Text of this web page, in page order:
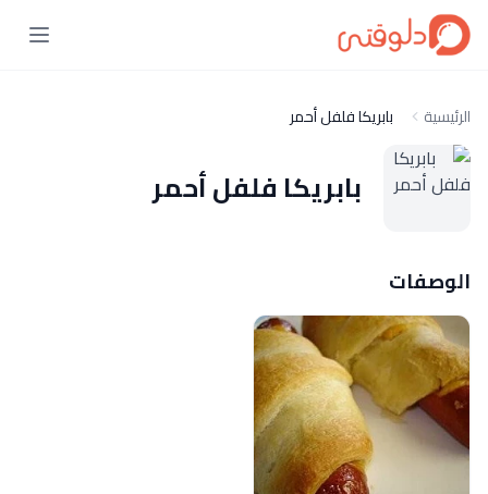
الرئيسية بابريكا فلفل أحمر
بابريكا فلفل أحمر
الوصفات